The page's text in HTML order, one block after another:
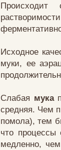
Происходит
Исходное
муки, ее
Слабая мука
средняя. Чем
помола), тем
что процессы
медленно,